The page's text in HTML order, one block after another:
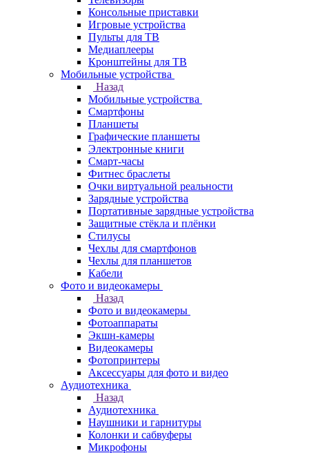
Консольные приставки
Игровые устройства
Пульты для ТВ
Медиаплееры
Кронштейны для ТВ
Мобильные устройства
Назад
Мобильные устройства
Смартфоны
Планшеты
Графические планшеты
Электронные книги
Смарт-часы
Фитнес браслеты
Очки виртуальной реальности
Зарядные устройства
Портативные зарядные устройства
Защитные стёкла и плёнки
Стилусы
Чехлы для смартфонов
Чехлы для планшетов
Кабели
Фото и видеокамеры
Назад
Фото и видеокамеры
Фотоаппараты
Экшн-камеры
Видеокамеры
Фотопринтеры
Аксессуары для фото и видео
Аудиотехника
Назад
Аудиотехника
Наушники и гарнитуры
Колонки и сабвуферы
Микрофоны